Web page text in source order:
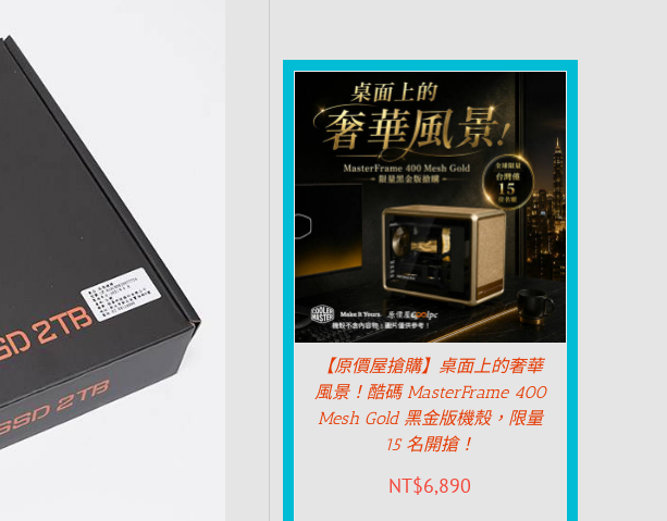
【原價屋搶購】桌面上的奢華
風景！酷碼 MasterFrame 400
Mesh Gold 黑金版機殼，限量
15 名開搶！
NT$6,890